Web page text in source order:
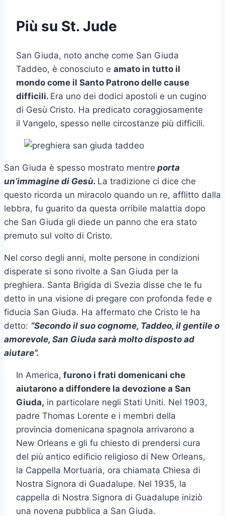
Più su St. Jude
San Giuda, noto anche come San Giuda
Taddeo, è conosciuto e amato in tutto il
mondo come il Santo Patrono delle cause
difficili. Era uno dei dodici apostoli e un cugino
di Gesù Cristo. Ha predicato coraggiosamente
il Vangelo, spesso nelle circostanze più difficili.
San Giuda è spesso mostrato mentre porta
un’immagine di Gesù. La tradizione ci dice che
questo ricorda un miracolo quando un re, afflitto dalla
lebbra, fu guarito da questa orribile malattia dopo
che San Giuda gli diede un panno che era stato
premuto sul volto di Cristo.
Nel corso degli anni, molte persone in condizioni
disperate si sono rivolte a San Giuda per la
preghiera. Santa Brigida di Svezia disse che le fu
detto in una visione di pregare con profonda fede e
fiducia San Giuda. Ha affermato che Cristo le ha
detto: “Secondo il suo cognome, Taddeo, il gentile o
amorevole, San Giuda sarà molto disposto ad
aiutare”.
In America, furono i frati domenicani che
aiutarono a diffondere la devozione a San
Giuda, in particolare negli Stati Uniti. Nel 1903,
padre Thomas Lorente e i membri della
provincia domenicana spagnola arrivarono a
New Orleans e gli fu chiesto di prendersi cura
del più antico edificio religioso di New Orleans,
la Cappella Mortuaria, ora chiamata Chiesa di
Nostra Signora di Guadalupe. Nel 1935, la
cappella di Nostra Signora di Guadalupe iniziò
una novena pubblica a San Giuda.